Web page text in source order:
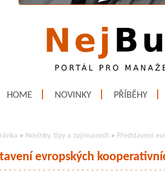
HOME NOVINKY PŘÍBĚHY
» Novinky, tipy a zajímavosti » Představení
evropských